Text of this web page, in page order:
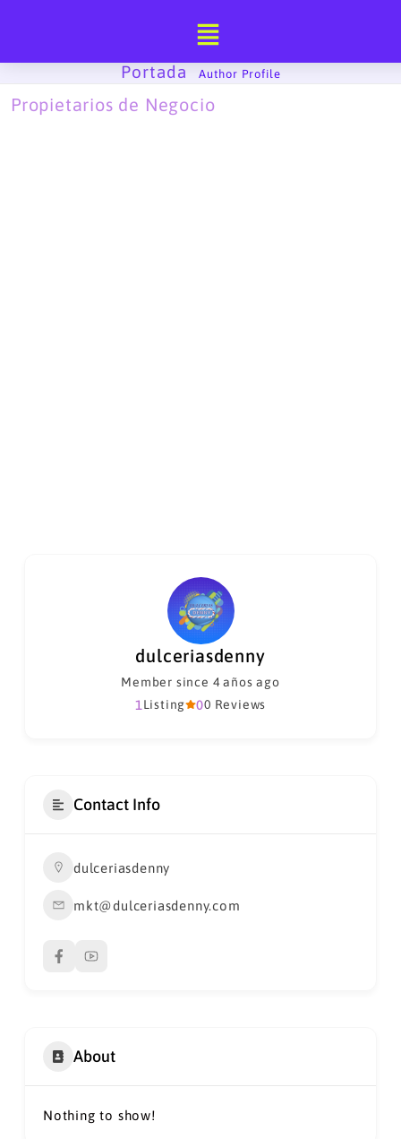
Portada
Author Profile
Propietarios de Negocio
dulceriasdenny
Member since 4 años ago
00 Reviews
1Listing
Contact Info
dulceriasdenny
mkt@dulceriasdenny.com
About
Nothing to show!